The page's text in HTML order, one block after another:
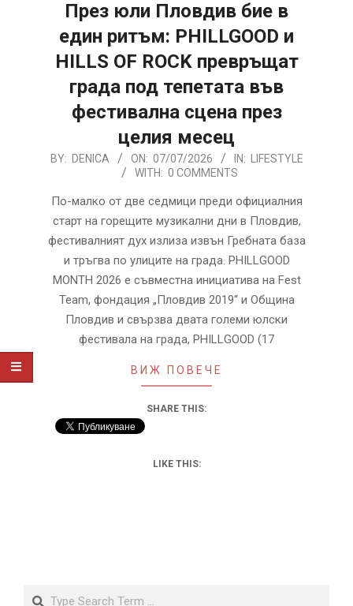
През юли Пловдив бие в
един ритъм: PHILLGOOD и
HILLS OF ROCK превръщат
града под тепетата във
фестивална сцена през
целия месец
2026-
07
BY: DENICA ON: 07/07/2026 IN: LIFESTYLE
WITH: 0 COMMENTS
По-малко от две седмици преди официалния
старт на горещите музикални дни в Пловдив,
фестивалният дух излиза извън Гребната база
и тръгва по улиците на града. PHILLGOOD
MONTH 2026 е съвместна инициатива на Fest
Team, фондация „Пловдив 2019“ и Община
Пловдив и свързва двата големи юлски
фестивала на града, PHILLGOOD (17
ВИЖ ПОВЕЧЕ
SHARE THIS:
LIKE THIS: